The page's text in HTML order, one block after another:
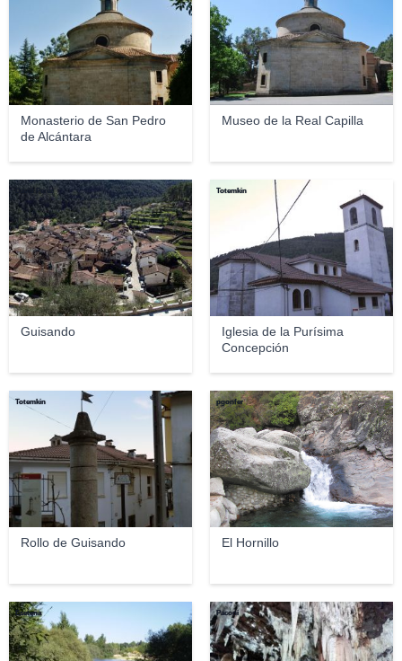
Monasterio de San Pedro
de Alcántara
Museo de la Real Capilla
Guisando
David Perez
Iglesia de la Purísima
Concepción
Totemkin
Rollo de Guisando
Totemkin
El Hornillo
pgonfer
Esetena Paconi